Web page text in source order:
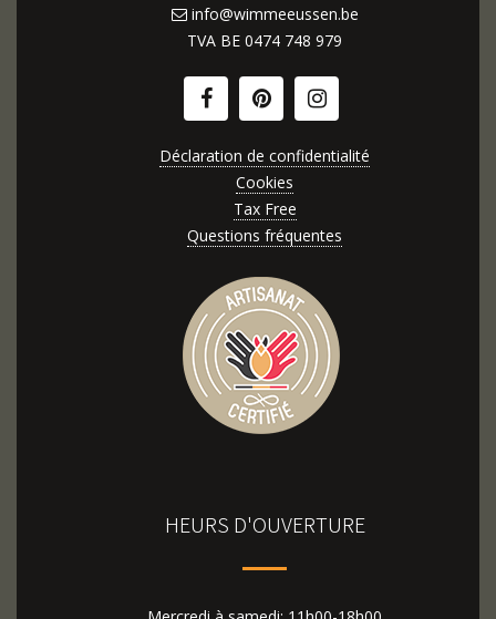
info@wimmeeussen.be
TVA BE 0474 748 979
Déclaration de confidentialité
Cookies
Tax Free
Questions fréquentes
HEURS D'OUVERTURE